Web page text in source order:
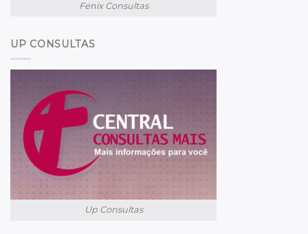
Fenix Consultas
UP CONSULTAS
Up Consultas